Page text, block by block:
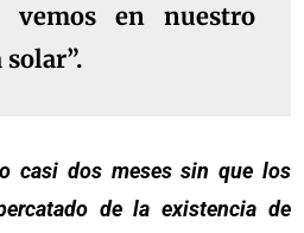
vemos en nuestro
casi dos meses sin que los
de la existencia de